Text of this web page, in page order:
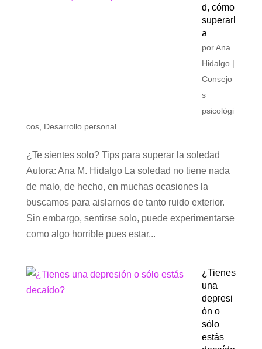
d, cómo
superarl
a
porAna
Hidalgo|
Consejo
s
psicológi
cos, Desarrollo personal
¿Te sientes solo? Tips para superar la soledad
Autora: Ana M. Hidalgo La soledad no tiene nada
de malo, de hecho, en muchas ocasiones la
buscamos para aislarnos de tanto ruido exterior.
Sin embargo, sentirse solo, puede experimentarse
como algo horrible pues estar...
¿Tienes
una
depresi
ón o
sólo
estás